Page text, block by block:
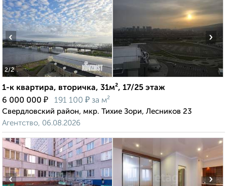
2/2
‹ ›
1-к квартира, вторичка, 31м², 17/25 этаж
6 000 000 ₽ 191 100 ₽ за м²
Свердловский район, мкр. Тихие Зори, Лесников 23
Агентство, 06.08.2026
‹ ›